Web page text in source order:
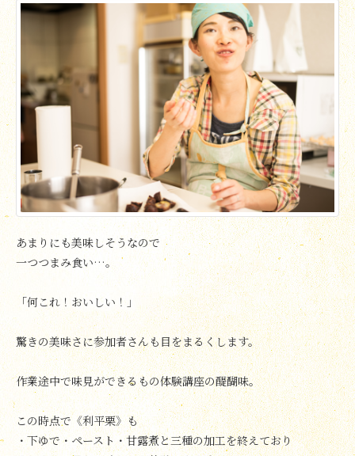
あまりにも美味しそうなので
一つつまみ食い…。
「何これ！おいしい！」
驚きの美味さに参加者さんも目をまるくします。
作業途中で味見ができるもの体験講座の醍醐味。
この時点で《利平栗》も
・下ゆで・ペースト・甘露煮と三種の加工を終えており